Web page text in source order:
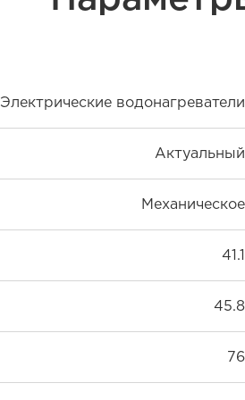
Электрические водонагреватели
Актуальный
Механическое
41.1
45.8
76